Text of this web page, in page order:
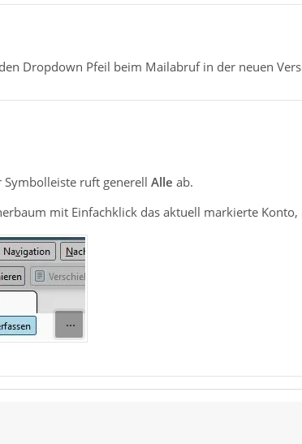
Dropdown Pfeil beim Mailabruf in der neuen
ruft generell Alle ab.
mit Einfachklick das aktuell markierte Konto,